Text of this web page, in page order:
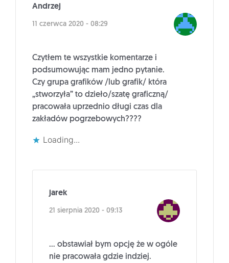
Andrzej
11 czerwca 2020 - 08:29
Czytłem te wszystkie komentarze i
podsumowując mam jedno pytanie.
Czy grupa grafików /lub grafik/ która
„stworzyła” to dzieło/szatę graficzną/
pracowała uprzednio długi czas dla
zakładów pogrzebowych????
Loading...
jarek
21 sierpnia 2020 - 09:13
… obstawiał bym opcję że w ogóle
nie pracowała gdzie indziej.